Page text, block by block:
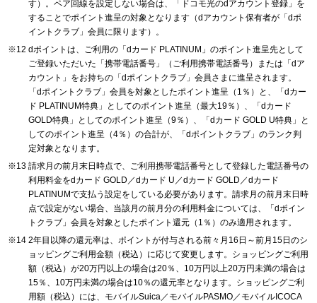
す）。ペア回線を設定しない場合は、「ドコモ光のdアカウント登録」を
することでポイント進呈の対象となります（dアカウント保有者が「dポ
イントクラブ」会員に限ります）。
dポイントは、ご利用の「dカード PLATINUM」のポイント進呈先として
ご登録いただいた「携帯電話番号」（ご利用携帯電話番号）または「dア
カウント」をお持ちの「dポイントクラブ」会員さまに進呈されます。
「dポイントクラブ」会員を対象としたポイント進呈（1％）と、「dカー
ド PLATINUM特典」としてのポイント進呈（最大19％）、「dカード
GOLD特典」としてのポイント進呈（9％）、「dカード GOLD U特典」と
してのポイント進呈（4％）の合計が、「dポイントクラブ」のランク判
定対象となります。
請求月の前月末日時点で、ご利用携帯電話番号として登録した電話番号の
利用料金をdカード GOLD／dカード U／dカード GOLD／dカード
PLATINUMで支払う設定をしている必要があります。請求月の前月末日時
点で設定がない場合、当該月の前月分の利用料金については、「dポイン
トクラブ」会員を対象としたポイント還元（1％）のみ適用されます。
2年目以降の還元率は、ポイントが付与される前々月16日～前月15日のシ
ョッピングご利用金額（税込）に応じて変更します。ショッピングご利用
額（税込）が20万円以上の場合は20％、10万円以上20万円未満の場合は
15％、10万円未満の場合は10％の還元率となります。ショッピングご利
用額（税込）には、モバイルSuica／モバイルPASMO／モバイルICOCA